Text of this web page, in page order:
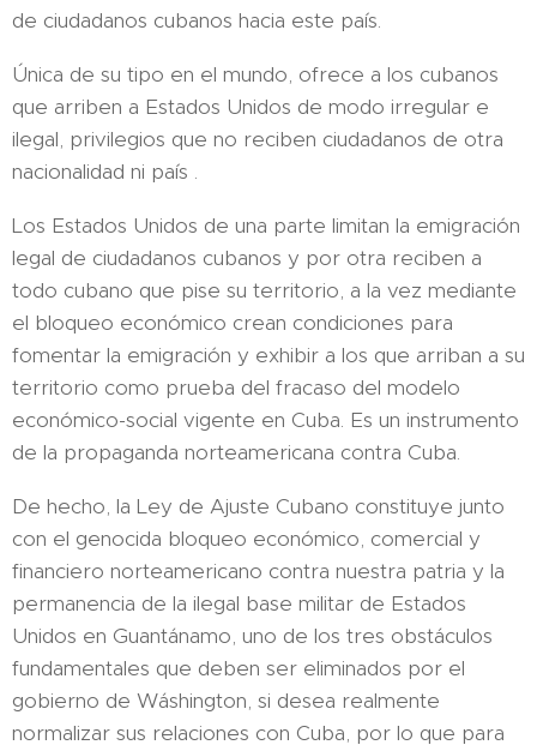
de ciudadanos cubanos hacia este país.
Única de su tipo en el mundo, ofrece a los cubanos
que arriben a Estados Unidos de modo irregular e
ilegal, privilegios que no reciben ciudadanos de otra
nacionalidad ni país .
Los Estados Unidos de una parte limitan la emigración
legal de ciudadanos cubanos y por otra reciben a
todo cubano que pise su territorio, a la vez mediante
el bloqueo económico crean condiciones para
fomentar la emigración y exhibir a los que arriban a su
territorio como prueba del fracaso del modelo
económico-social vigente en Cuba. Es un instrumento
de la propaganda norteamericana contra Cuba.
De hecho, la Ley de Ajuste Cubano constituye junto
con el genocida bloqueo económico, comercial y
financiero norteamericano contra nuestra patria y la
permanencia de la ilegal base militar de Estados
Unidos en Guantánamo, uno de los tres obstáculos
fundamentales que deben ser eliminados por el
gobierno de Wáshington, si desea realmente
normalizar sus relaciones con Cuba, por lo que para